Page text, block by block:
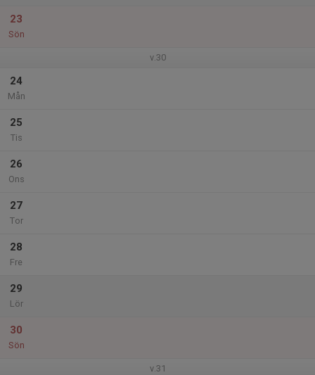
23
Sön
v.30
24
Mån
25
Tis
26
Ons
27
Tor
28
Fre
29
Lör
30
Sön
v.31